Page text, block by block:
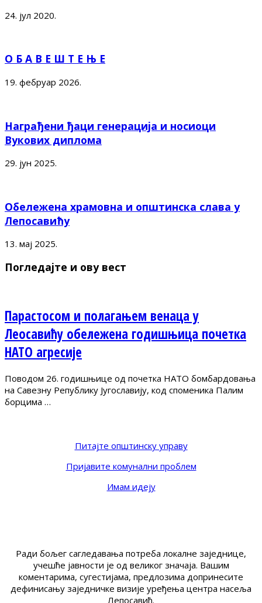
24. јул 2020.
О Б А В Е Ш Т Е Њ Е
19. фебруар 2026.
Награђени ђаци генерација и носиоци
Вукових диплома
29. јун 2025.
Обележена храмовна и општинска слава у
Лепосавићу
13. мај 2025.
Погледајте и ову вест
Парастосом и полагањем венаца у
Леосавићу обележена годишњица почетка
НАТО агресије
Поводом 26. годишњице од почетка НАТО бомбардовања
на Савезну Републику Југославију, код споменика Палим
борцима …
Питајте општинску управу
Пријавите комунални проблем
Имам идеју
Ради бољег сагледавања потреба локалне заједнице,
учешће јавности је од великог значаја. Вашим
коментарима, сугестијама, предлозима допринесите
дефинисању заједничке визије уређења центра насеља
Лепосавић.